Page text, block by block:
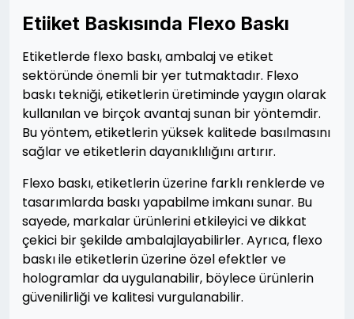
Etiiket Baskısında Flexo Baskı
Etiketlerde flexo baskı, ambalaj ve etiket
sektöründe önemli bir yer tutmaktadır. Flexo
baskı tekniği, etiketlerin üretiminde yaygın olarak
kullanılan ve birçok avantaj sunan bir yöntemdir.
Bu yöntem, etiketlerin yüksek kalitede basılmasını
sağlar ve etiketlerin dayanıklılığını artırır.
Flexo baskı, etiketlerin üzerine farklı renklerde ve
tasarımlarda baskı yapabilme imkanı sunar. Bu
sayede, markalar ürünlerini etkileyici ve dikkat
çekici bir şekilde ambalajlayabilirler. Ayrıca, flexo
baskı ile etiketlerin üzerine özel efektler ve
hologramlar da uygulanabilir, böylece ürünlerin
güvenilirliği ve kalitesi vurgulanabilir.